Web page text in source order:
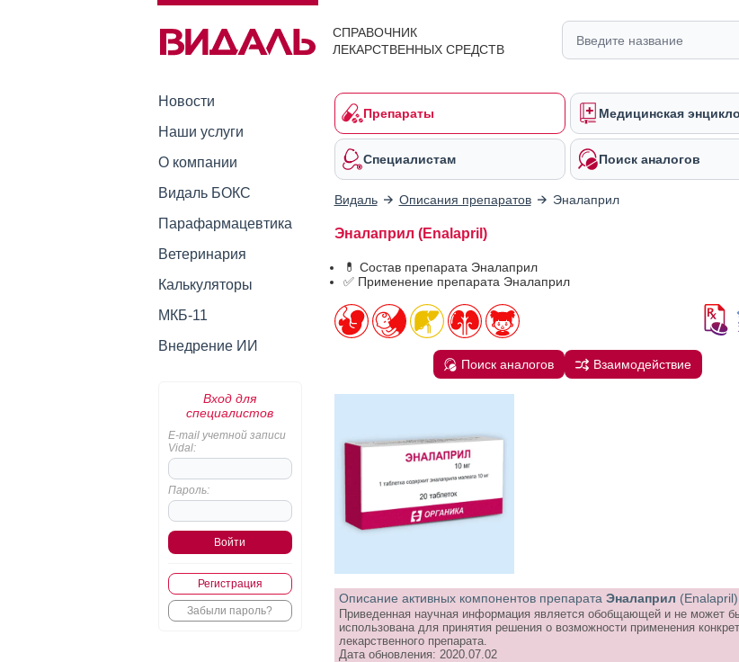
СПРАВОЧНИК
ЛЕКАРСТВЕННЫХ СРЕДСТВ
Новости
Наши услуги
О компании
Видаль БОКС
Парафармацевтика
Ветеринария
Калькуляторы
МКБ-11
Внедрение ИИ
Вход для
специалистов
E-mail учетной записи
Vidal:
Пароль:
Регистрация
Забыли пароль?
Препараты Медицинская
Специалистам Поиск аналогов
Видаль Описания препаратов Эналаприл
Эналаприл (Enalapril)
💊 Состав препарата Эналаприл
✅ Применение препарата Эналаприл
Поиск аналогов Взаимодействие
Описание активных компонентов препарата Эналаприл (Enalapril)
Приведенная научная информация является обобщающей и не может
использована для принятия решения о возможности применения
лекарственного препарата.
Дата обновления: 2020.07.02